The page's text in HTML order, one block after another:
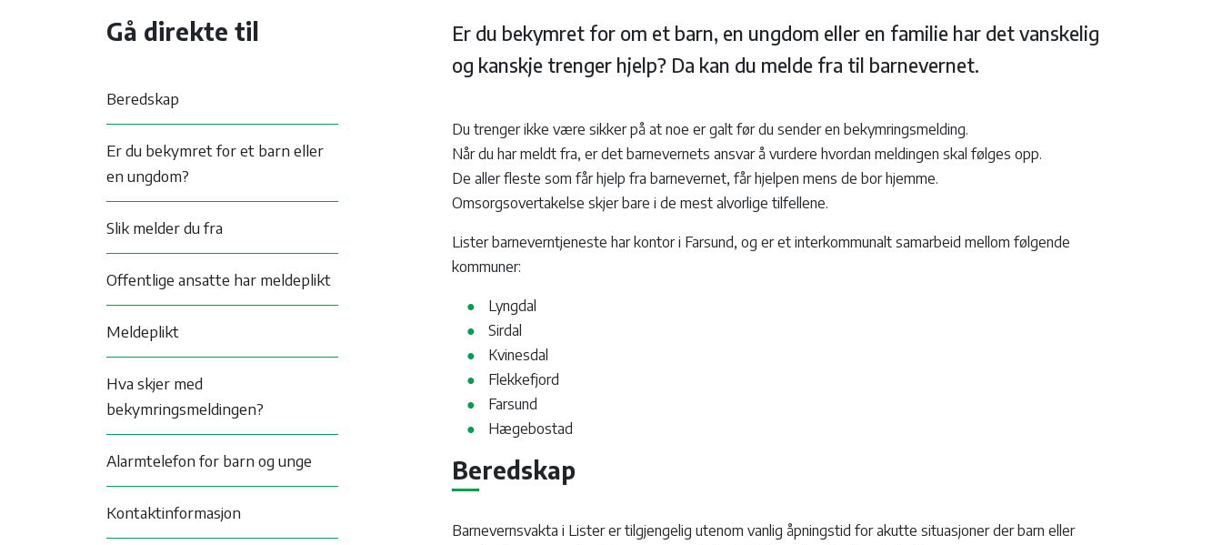
Gå direkte til
Beredskap
Er du bekymret for et barn eller
en ungdom?
Slik melder du fra
Offentlige ansatte har meldeplikt
Meldeplikt
Hva skjer med
bekymringsmeldingen?
Alarmtelefon for barn og unge
Kontaktinformasjon
Er du bekymret for om et barn, en ungdom eller en familie har det vanskelig
og kanskje trenger hjelp? Da kan du melde fra til barnevernet.
Du trenger ikke være sikker på at noe er galt før du sender en bekymringsmelding.
Når du har meldt fra, er det barnevernets ansvar å vurdere hvordan meldingen skal følges opp.
De aller fleste som får hjelp fra barnevernet, får hjelpen mens de bor hjemme.
Omsorgsovertakelse skjer bare i de mest alvorlige tilfellene.
Lister barneverntjeneste har kontor i Farsund, og er et interkommunalt samarbeid mellom følgende
kommuner:
Lyngdal
Sirdal
Kvinesdal
Flekkefjord
Farsund
Hægebostad
Beredskap
Barnevernsvakta i Lister er tilgjengelig utenom vanlig åpningstid for akutte situasjoner der barn eller